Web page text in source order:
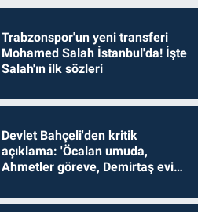
Trabzonspor'un yeni transferi
Mohamed Salah İstanbul'da! İşte
Salah'ın ilk sözleri
Devlet Bahçeli'den kritik
açıklama: 'Öcalan umuda,
Ahmetler göreve, Demirtaş evine